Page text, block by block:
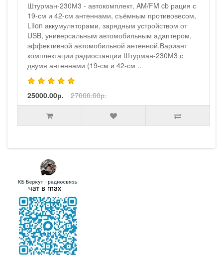
Штурман-230М3 - автокомплект, AM/FM cb рация с
19-см и 42-см антеннами, съёмным противовесом,
LiIon аккумуляторами, зарядным устройством от
USB, универсальным автомобильным адаптером,
эффективной автомобильной антенной.Вариант
комплектации радиостанции Штурман-230М3 с
двумя антеннами (19-см и 42-см ..
25000.00р. 27000.00р.